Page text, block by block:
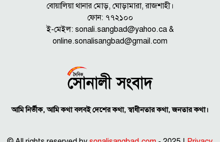
বোয়ালিয়া থানার মোড়, ঘোড়ামারা, রাজশাহী।
ফোন: ৭৭২১০০
ই-মেইল: sonali.sangbad@yahoo.ca &
online.sonalisangbad@gmail.com
আমি নির্ভীক, আমি কথা বলবই দেশের কথা, স্বাধীনতার কথা, জনতার কথা।